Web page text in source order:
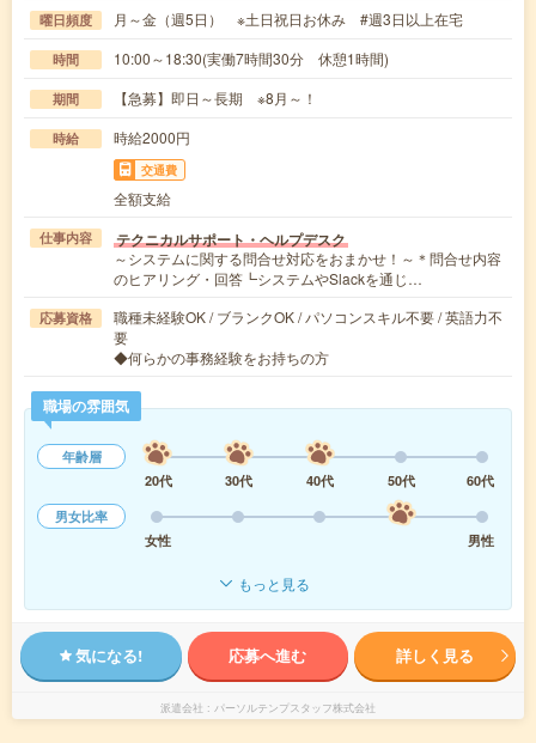
曜日頻度 月～金（週5日） ※土日祝日お休み #週3日以上在宅
時間 10:00～18:30(実働7時間30分 休憩1時間)
期間 【急募】即日～長期 ※8月～！
時給 時給2000円
交通費
全額支給
仕事内容 テクニカルサポート・ヘルプデスク
～システムに関する問合せ対応をおまかせ！～＊問合せ内容
のヒアリング・回答┗システムやSlackを通じ…
応募資格
職種未経験OK / ブランクOK / パソコンスキル不要 / 英語力不
要
◆何らかの事務経験をお持ちの方
職場の雰囲気
年齢層
20代
30代 40代 50代
60代
男女比率
女性
男性
もっと見る
気になる! 応募へ進む 詳しく見る
派遣会社 パーソルテンプスタッフ株式会社